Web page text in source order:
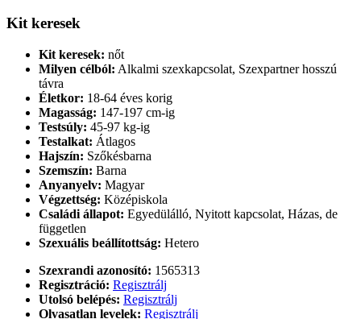
Kit keresek
Kit keresek: nőt
Milyen célból: Alkalmi szexkapcsolat, Szexpartner hosszú
távra
Életkor: 18-64 éves korig
Magasság: 147-197 cm-ig
Testsúly: 45-97 kg-ig
Testalkat: Átlagos
Hajszín: Szőkésbarna
Szemszín: Barna
Anyanyelv: Magyar
Végzettség: Középiskola
Családi állapot: Egyedülálló, Nyitott kapcsolat, Házas, de
független
Szexuális beállítottság: Hetero
Szexrandi azonosító: 1565313
Regisztráció: Regisztrálj
Utolsó belépés: Regisztrálj
Olvasatlan levelek: Regisztrálj